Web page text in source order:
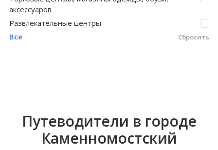
Волгоградская область Иркутская
Кировоградская область Хмельницкая
Восточно-Казахстанская область Северо-
Бжедугхабль
аксессуаров
Развлекательные центры
Все
Сбросить
Путеводители в городе
Каменномостский